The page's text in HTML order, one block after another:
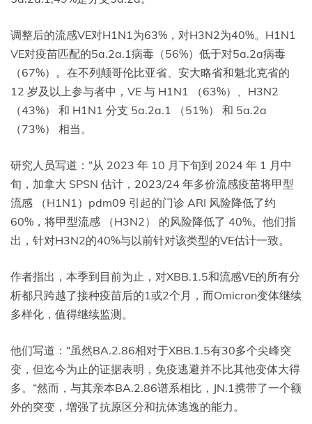
调整后的流感VE对H1N1为63%，对H3N2为40%。H1N1
VE对疫苗匹配的5a.2a.1病毒（56%）低于对5a.2a病毒
（67%）。在不列颠哥伦比亚省、安大略省和魁北克省的
12 岁及以上参与者中，VE 与 H1N1 （63%）、H3N2
（43%） 和 H1N1 分支 5a.2a.1 （51%） 和 5a.2a
（73%） 相当。
研究人员写道：“从 2023 年 10 月下旬到 2024 年 1 月中
旬，加拿大 SPSN 估计，2023/24 年多价流感疫苗将甲型
流感 （H1N1）pdm09 引起的门诊 ARI 风险降低了约
60%，将甲型流感 （H3N2） 的风险降低了 40%。他们指
出，针对H3N2的40%与以前针对该类型的VE估计一致。
作者指出，本季到目前为止，对XBB.1.5和流感VE的所有分
析都只跨越了接种疫苗后的1或2个月，而Omicron变体继续
多样化，值得继续监测。
他们写道：“虽然BA.2.86相对于XBB.1.5有30多个尖峰突
变，但迄今为止的证据表明，免疫逃避并不比其他变体大得
多。“然而，与其亲本BA.2.86谱系相比，JN.1携带了一个额
外的突变，增强了抗原区分和抗体逃逸的能力。